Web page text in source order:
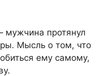
протянул
Мысль о том, что
ему самому,